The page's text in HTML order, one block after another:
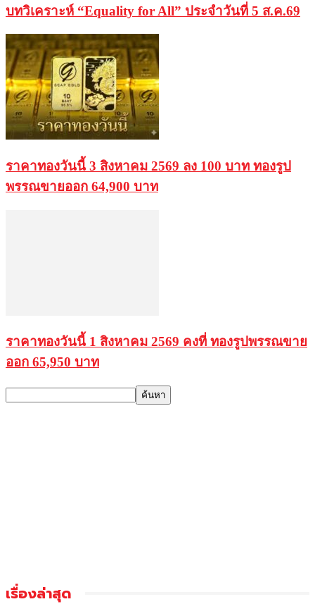
บทวิเคราะห์ “Equality for All” ประจำวันที่ 5 ส.ค.69
ราคาทองวันนี้ 3 สิงหาคม 2569 ลง 100 บาท ทองรูป
พรรณขายออก 64,900 บาท
ราคาทองวันนี้ 1 สิงหาคม 2569 คงที่ ทองรูปพรรณขาย
ออก 65,950 บาท
เรื่องล่าสุด